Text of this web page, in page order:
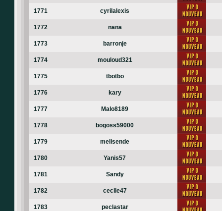
1771 cyrilalexis
1772 nana
1773 barronje
1774 mouloud321
1775 tbotbo
1776 kary
1777 Malo8189
1778 bogoss59000
1779 melisende
1780 Yanis57
1781 Sandy
1782 cecile47
1783 peclastar